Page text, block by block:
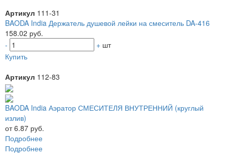
Артикул 111-31
BAODA India Держатель душевой лейки на смеситель DA-416
158.02 руб.
-
+ шт
Купить
Артикул 112-83
BAODA India Аэратор СМЕСИТЕЛЯ ВНУТРЕННИЙ (круглый
излив)
от 6.87 руб.
Подробнее
Подробнее